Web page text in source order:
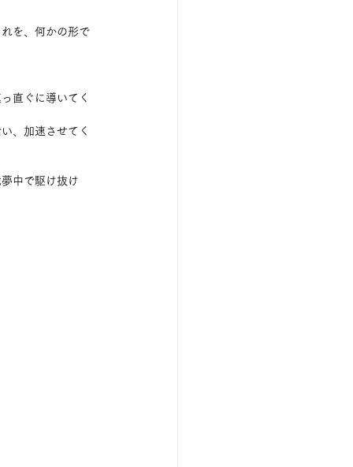
を、何かの形で
直ぐに導いてく
、加速させてく
中で駆け抜け